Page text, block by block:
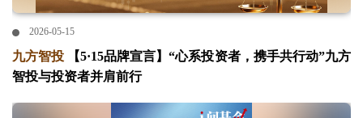
2026-05-15
九方智投
【5·15品牌宣言】“心系投资者，携手共行动”九方
智投与投资者并肩前行